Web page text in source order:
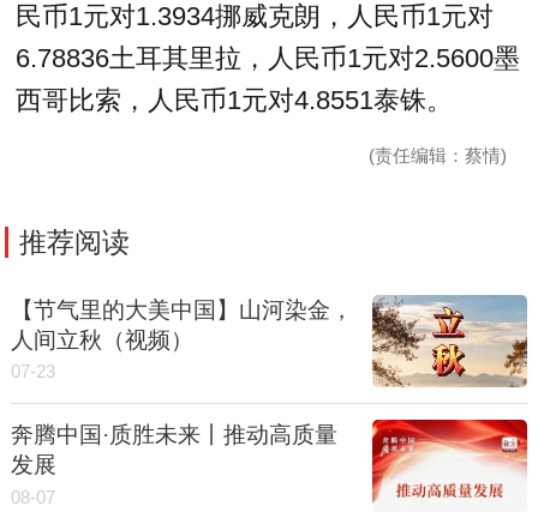
民币1元对1.3934挪威克朗，人民币1元对
6.78836土耳其里拉，人民币1元对2.5600墨
西哥比索，人民币1元对4.8551泰铢。
(责任编辑：蔡情)
推荐阅读
【节气里的大美中国】山河染金，
人间立秋（视频）
07-23
奔腾中国·质胜未来丨推动高质量
发展
08-07